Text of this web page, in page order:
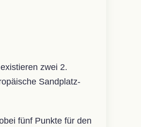
zwei 2.
Sandplatz-
fünf Punkte für den